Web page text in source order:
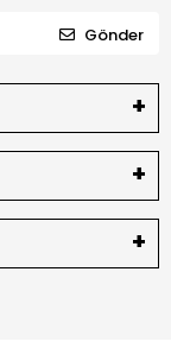
Gönder